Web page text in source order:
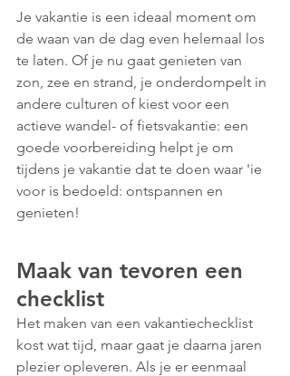
Je vakantie is een ideaal moment om
de waan van de dag even helemaal los
te laten. Of je nu gaat genieten van
zon, zee en strand, je onderdompelt in
andere culturen of kiest voor een
actieve wandel- of fietsvakantie: een
goede voorbereiding helpt je om
tijdens je vakantie dat te doen waar 'ie
voor is bedoeld: ontspannen en
genieten!
Maak van tevoren een
checklist
Het maken van een vakantiechecklist
kost wat tijd, maar gaat je daarna jaren
plezier opleveren. Als je er eenmaal